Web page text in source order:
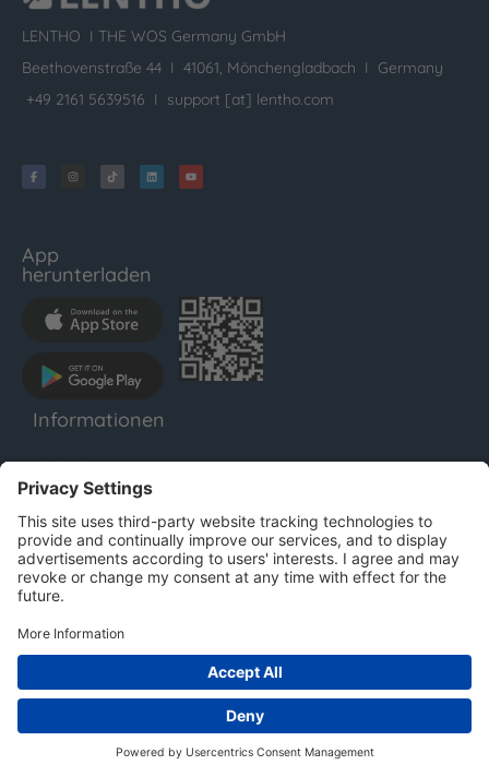
LENTHO I THE WOS Germany GmbH
Beethovenstraße 44 I 41061, Mönchengladbach I Germany
+49 2161 5639516 I support [at] lentho.com
App
herunterladen
Informationen
LENTHO
Impressum
Datenschutz
AGB
Für Unternehmen
Copyright © 2025 LENTHO. Alle Rechte vorbehalten.